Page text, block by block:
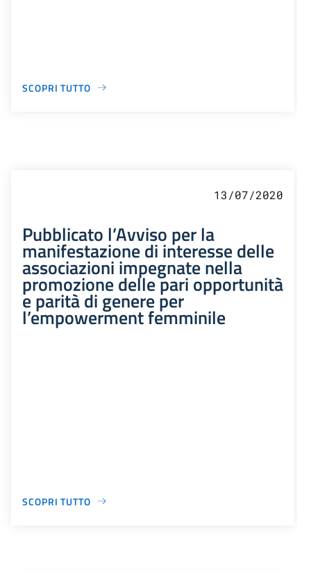
SCOPRI TUTTO
13/07/2020
Pubblicato l’Avviso per la
manifestazione di interesse delle
associazioni impegnate nella
promozione delle pari opportunità
e parità di genere per
l’empowerment femminile
SCOPRI TUTTO